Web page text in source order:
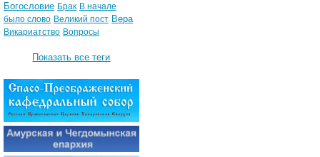
Богословие Брак В начале
было слово Великий пост Вера
Викариатство Вопросы
Показать все теги